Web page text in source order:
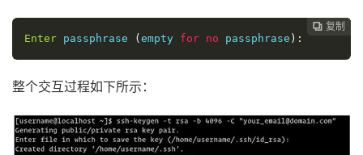
 复制
 复制
 复制
 复制
 复制
 复制
 复制
 复制
 复制
 复制
 复制
 复制
 复制
 复制
 复制
Enter passphrase ( empty for no passphrase ):
整个交互过程如下所示：